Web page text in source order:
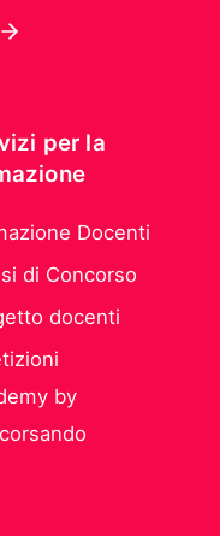
per la
Docenti
di Concorso
docenti
by